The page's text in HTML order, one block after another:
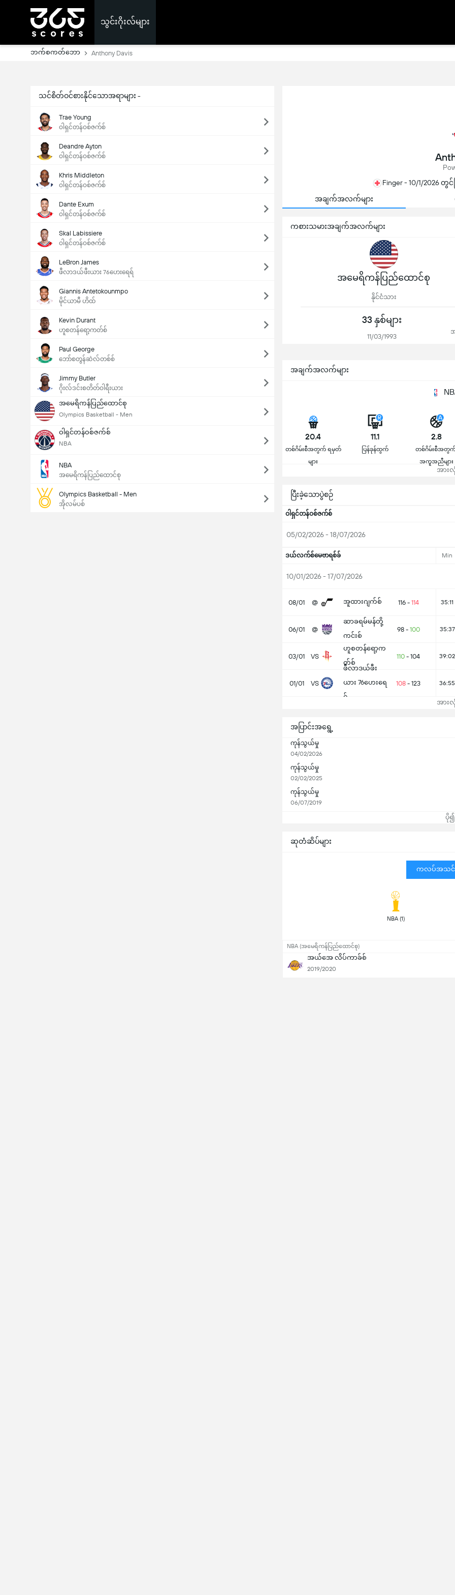
သွင်းဂိုးလ်များ
ဘက်စကတ်ဘော Anthony Davis
သင်စိတ်ဝင်စားနိုင်သောအရာများ -
Trae Young
ဝါရှင်တန်ဝစ်ဇက်စ်
Deandre Ayton
ဝါရှင်တန်ဝစ်ဇက်စ်
Khris Middleton
ဝါရှင်တန်ဝစ်ဇက်စ်
Dante Exum
ဝါရှင်တန်ဝစ်ဇက်စ်
Skal Labissiere
ဝါရှင်တန်ဝစ်ဇက်စ်
LeBron James
ဖီလာဒယ်ဖီးယား 76ဟေးရေရ်
Giannis Antetokounmpo
မိုင်ယာမီ ဟိထ်
Kevin Durant
ဟူစတန်ရော့ကတ်စ်
Paul George
ဘော်စတွန်ဆဲလ်တစ်စ်
Jimmy Butler
ဂိုးလ်ဒင်းစတိတ်ဝါရီးယား
အမေရိကန်ပြည်ထောင်စု
Olympics Basketball - Men
ဝါရှင်တန်ဝစ်ဇက်စ်
NBA
NBA
အမေရိကန်ပြည်ထောင်စု
Olympics Basketball - Men
အိုလမ်ပစ်
Finger - 10/1/2026
အချက်အလက်များ
ကစားသမားအချက်အလက်များ
အမေရိကန်ပြည်ထောင်စု
နိုင်ငံသား
33 နှစ်များ
11/03/1993
အချက်အလက်များ
20.4
တစ်ဂိမ်းစီအတွက် ရမှတ်
များ
11.1
ပြန်ခုန်ထွက်
2.8
တစ်ဂိမ်းစီအတွ
အကူအညီများ
အား
ပြီးခဲ့သောပွဲစဉ်
ဝါရှင်တန်ဝစ်ဇက်စ်
05/02/2026 - 18/07/2026
ဒယ်လက်စ်မေဗာရစ်ခ် Min
10/01/2026 - 17/07/2026
08/01 @ အူထားဂျက်စ် 116- 114 35:11
06/01 @
ဆာခရမ်မန်တို့
ကင်းစ်
98- 100 35:37
03/01 VS
ဟူစတန်ရော့က
တ်စ်
110 - 104 39:02
01/01 VS
ဖီလာဒယ်ဖီး
ယား 76ဟေးရေ
ရ်
108 - 123 36:55
အား
အပြာင်းအရွေ့
ကုန်သွယ်မှု
04/02/2026
ကုန်သွယ်မှု
02/02/2025
ကုန်သွယ်မှု
06/07/2019
ပို
ဆုတံဆိပ်များ
ကလပ်အသင်
NBA (1)
NBA (အမေရိကန်ပြည်ထောင်စု)
အယ်အေ လိပ်ကာခ်စ်
2019/2020